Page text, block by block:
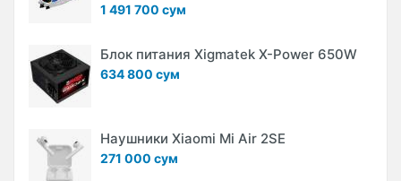
1 491 700 сум
Блок питания Xigmatek X-Power 650W
634 800 сум
Наушники Xiaomi Mi Air 2SE
271 000 сум